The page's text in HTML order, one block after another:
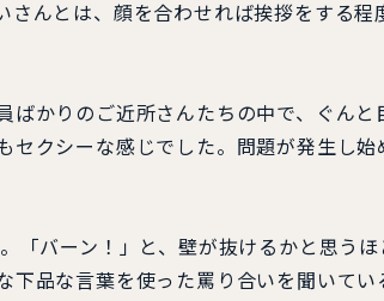
んとは、顔を合わせれば挨拶をする程
かりのご近所さんたちの中で、ぐんと
セクシーな感じでした。問題が発生し始
「バーン！」と、壁が抜けるかと思うほ
下品な言葉を使った罵り合いを聞いてい